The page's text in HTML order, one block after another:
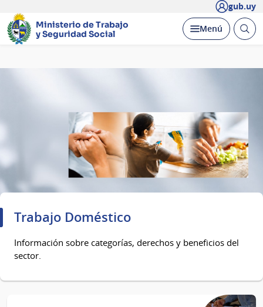
gub.uy
Ministerio de Trabajo
y Seguridad Social
Desplegar
Menú Abrir
Trabajo Doméstico
Información sobre categorías, derechos y beneficios del
sector.